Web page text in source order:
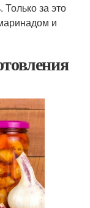
за это
и